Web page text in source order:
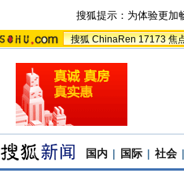
搜狐提示：为体验更加
搜狐 ChinaRen 17173 焦
国内 | 国际 | 社会 |